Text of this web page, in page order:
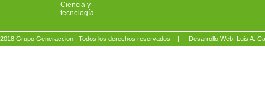
Ciencia y
tecnología
2018 Grupo Generaccion . Todos los derechos reservados | Desarrollo Web: Luis